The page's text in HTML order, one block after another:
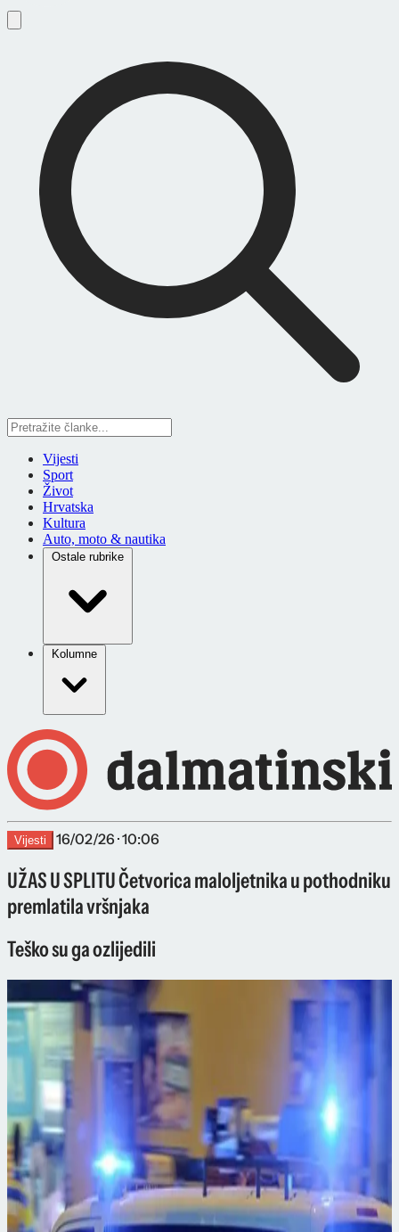
Vijesti
Sport
Život
Hrvatska
Kultura
Auto, moto & nautika
Ostale rubrike
Kolumne
Vijesti 16/02/26 · 10:06
UŽAS U SPLITU Četvorica maloljetnika u pothodniku
premlatila vršnjaka
Teško su ga ozlijedili